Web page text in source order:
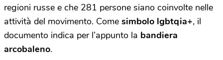
regioni russe e che 281 persone siano coinvolte nelle
attività del movimento. Come simbolo lgbtqia+, il
documento indica per l’appunto la bandiera
arcobaleno.